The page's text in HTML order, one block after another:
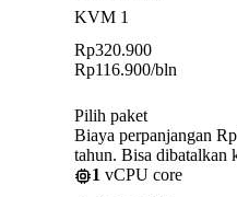
KVM 1
Rp320.900
Rp116.900/bln
Pilih paket
Biaya perpanjangan
tahun. Bisa dibatalkan
1 vCPU core